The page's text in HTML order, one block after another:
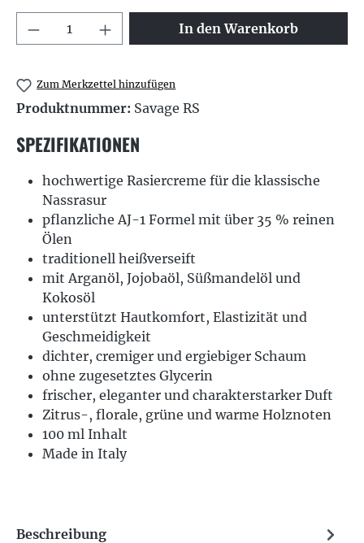
Produkt Anzahl: Gib denIn den Warenkorb
Zum Merkzettel hinzufügen
Produktnummer: Savage RS
SPEZIFIKATIONEN
hochwertige Rasiercreme für die klassische
Nassrasur
pflanzliche AJ-1 Formel mit über 35 % reinen
Ölen
traditionell heißverseift
mit Arganöl, Jojobaöl, Süßmandelöl und
Kokosöl
unterstützt Hautkomfort, Elastizität und
Geschmeidigkeit
dichter, cremiger und ergiebiger Schaum
ohne zugesetztes Glycerin
frischer, eleganter und charakterstarker Duft
Zitrus-, florale, grüne und warme Holznoten
100 ml Inhalt
Made in Italy
Beschreibung